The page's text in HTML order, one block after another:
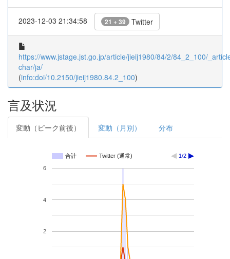
2023-12-03 21:34:58 21 + 39 Twitter
https://www.jstage.jst.go.jp/article/jieij1980/84/2/84_2_100/
char/ja/
(info:doi/10.2150/jieij1980.84.2_100)
言及状況
変動（ピーク前後） 変動（月別） 分布
合計 Twitter (通常) 1/2
2
4
6